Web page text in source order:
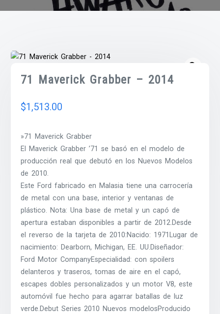
71 Maverick Grabber – 2014
$1,513.00
»71 Maverick Grabber
El Maverick Grabber ’71 se basó en el modelo de
producción real que debutó en los Nuevos Modelos
de 2010.
Este Ford fabricado en Malasia tiene una carrocería
de metal con una base, interior y ventanas de
plástico. Nota: Una base de metal y un capó de
apertura estaban disponibles a partir de 2012.Desde
el reverso de la tarjeta de 2010:Nacido: 1971Lugar de
nacimiento: Dearborn, Michigan, EE. UU.Diseñador:
Ford Motor CompanyEspecialidad: con spoilers
delanteros y traseros, tomas de aire en el capó,
escapes dobles personalizados y un motor V8, este
automóvil fue hecho para agarrar batallas de luz
verde.Debut Series 2010 Nuevos modelosProducido